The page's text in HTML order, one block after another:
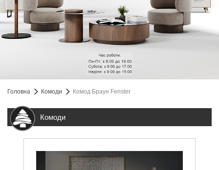
Головна Комоди Комод Браун Fenster
Комоди